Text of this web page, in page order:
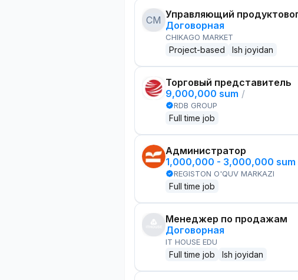
CM Управляющий
Договорная
CHIKAGO MARKET
Project-based Ish joyidan
Торговый представитель
9,000,000 sum /
RDB GROUP
Full time job
Администратор
1,000,000 - 3,000,000 sum
REGISTON O'QUV MARKAZI
Full time job
Менеджер по продажам
Договорная
IT HOUSE EDU
Full time job Ish joyidan